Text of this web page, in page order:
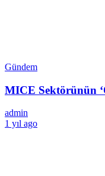
Gündem
MICE Sektörünün
admin
1 yıl ago